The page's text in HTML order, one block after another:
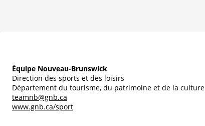
Équipe Nouveau-Brunswick
Direction des sports et des loisirs
Département du tourisme, du patrimoine et de la culture
teamnb@gnb.ca
www.gnb.ca/sport